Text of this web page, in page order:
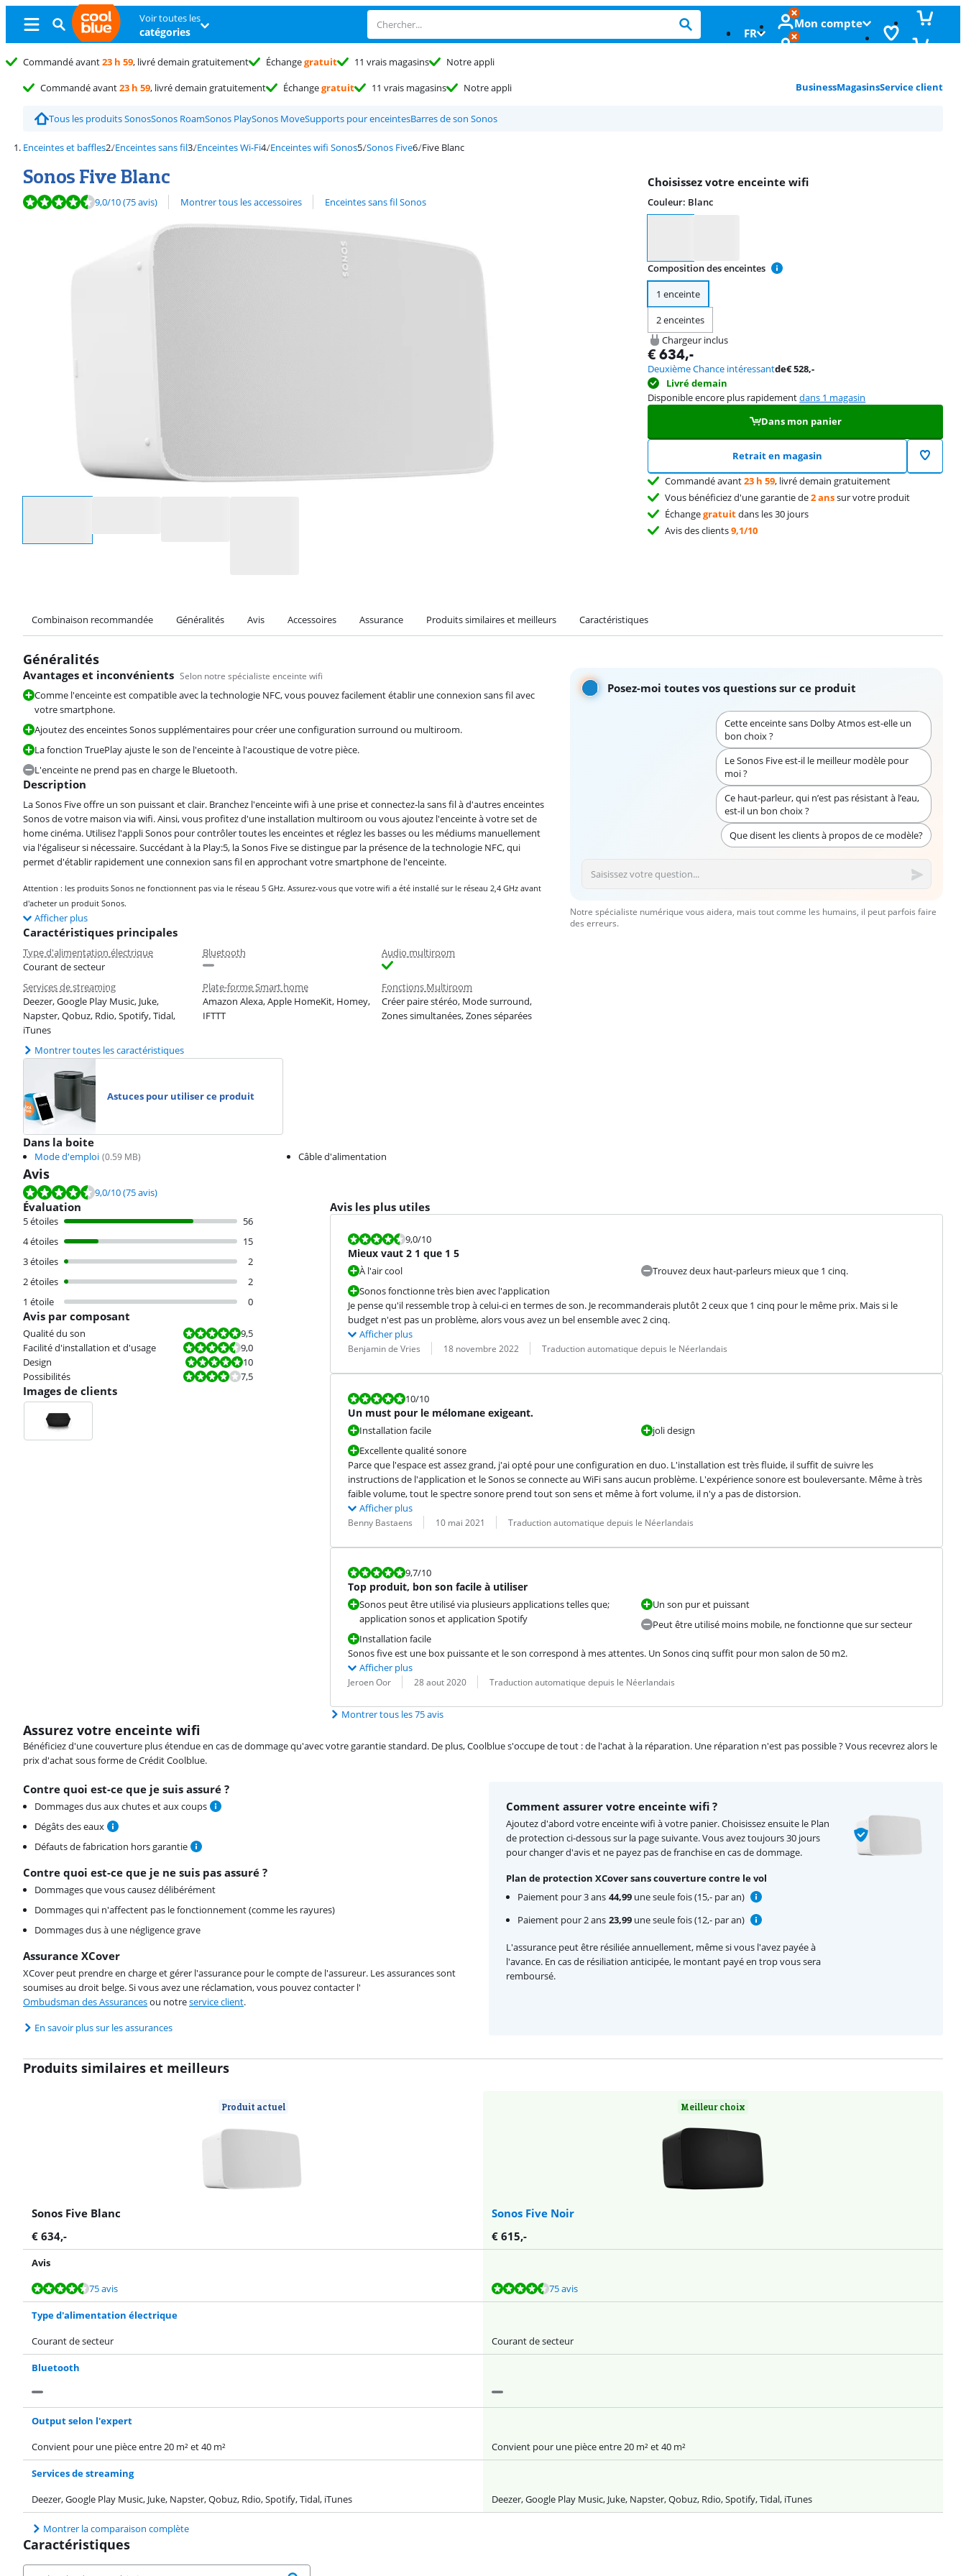
Voir toutes les
catégories FR
Mon compte
Commandé avant23 h 59, livré demain gratuitement Échangegratuit 11 vrais magasins
Notre appli
Commandé avant23 h 59, livré demain gratuitement Échangegratuit 11 vrais magasins Notre appli BusinessMagasinsService client
Tous les produits SonosSonos RoamSonos PlaySonos MoveSupports pour enceintesBarres de son Sonos
Enceintes et baffles Enceintes sans fil Enceintes Wi-Fi Enceintes wifi Sonos Sonos Five Five Blanc
Sonos Five Blanc
La note est de 9,0 sur 10, basée sur 75 avis.
9,0/10(75 avis) Montrer tous les accessoires
Découvrez l'ensemble des Enceintes sans fil Sonos
Choisissez votre enceinte wifi
Couleur: Blanc
Composition des enceintes
1 enceinte
2 enceintes
Chargeur inclus
€634,-
Deuxième Chance intéressantde€528,-
Livré demain
Disponible encore plus rapidementdans 1 magasin
Dans mon panier
Retrait en magasin
Commandé avant23 h 59, livré demain gratuitement
Vous bénéficiez d'une garantie de2 anssur votre produit
Échangegratuitdans les 30 jours
Avis des clients9,1/10
Combinaison recommandée Généralités Avis Accessoires Assurance Produits similaires et meilleurs Caractéristiques
Généralités
Posez-moi toutes vos questions sur ce produit
Cette enceinte sans Dolby Atmos est-elle un
bon choix ?
Le Sonos Five est-il le meilleur modèle pour
moi ?
Ce haut-parleur, qui n’est pas résistant à l’eau,
est-il un bon choix ?
Que disent les clients à propos de ce modèle?
Notre spécialiste numérique vous aidera, mais tout comme les humains, il peut parfois faire
des erreurs.
Avantages et inconvénients Selon notre spécialiste enceinte wifi
Comme l'enceinte est compatible avec la technologie NFC, vous pouvez facilement établir une connexion sans fil avec
votre smartphone.
Ajoutez des enceintes Sonos supplémentaires pour créer une configuration surround ou multiroom.
La fonction TruePlay ajuste le son de l'enceinte à l'acoustique de votre pièce.
L'enceinte ne prend pas en charge le Bluetooth.
Description
La Sonos Five offre un son puissant et clair. Branchez l'enceinte wifi à une prise et connectez-la sans fil à d'autres enceintes
Sonos de votre maison via wifi. Ainsi, vous profitez d'une installation multiroom ou vous ajoutez l'enceinte à votre set de
home cinéma. Utilisez l'appli Sonos pour contrôler toutes les enceintes et réglez les basses ou les médiums manuellement
via l'égaliseur si nécessaire. Succédant à la Play:5, la Sonos Five se distingue par la présence de la technologie NFC, qui
permet d'établir rapidement une connexion sans fil en approchant votre smartphone de l'enceinte.
Attention : les produits Sonos ne fonctionnent pas via le réseau 5 GHz. Assurez-vous que votre wifi a été installé sur le réseau 2,4 GHz avant
d'acheter un produit Sonos.
Afficher plus
Caractéristiques principales
Type d'alimentation électrique
Courant de secteur
Bluetooth Audio multiroom
Services de streaming
Deezer, Google Play Music, Juke,
Napster, Qobuz, Rdio, Spotify, Tidal,
iTunes
Plate-forme Smart home
Amazon Alexa, Apple HomeKit, Homey,
IFTTT
Fonctions Multiroom
Créer paire stéréo, Mode surround,
Zones simultanées, Zones séparées
Montrer toutes les caractéristiques
Astuces pour utiliser ce produit
Dans la boite
Mode d'emploi (0.59 MB) Câble d'alimentation
Avis
La note est de 9,0 sur 10, basée sur 75 avis.
9,0/10(75 avis)
Évaluation
5 étoiles
56
4 étoiles
15
3 étoiles
2
2 étoiles
2
1 étoile
0
Avis par composant
Qualité du son
La note est 9,5 sur 10.
9,5
Facilité d'installation et d'usage
La note est 9,0 sur 10.
9,0
Design
La note est 10 sur 10.
10
Possibilités
La note est 7,5 sur 10. 7,5
Images de clients
Avis les plus utiles
La note est 9,0 sur 10.
9,0/10
Mieux vaut 2 1 que 1 5
À l'air cool
Sonos fonctionne très bien avec l'application
Trouvez deux haut-parleurs mieux que 1 cinq.
Je pense qu'il ressemble trop à celui-ci en termes de son. Je recommanderais plutôt 2 ceux que 1 cinq pour le même prix. Mais si le
budget n'est pas un problème, alors vous avez un bel ensemble avec 2 cinq.
Afficher plus
Évaluation par :
Benjamin de Vries
Date : 18 novembre 2022
Traduction : Traduction automatique depuis le Néerlandais
La note est 10 sur 10.
10/10
Un must pour le mélomane exigeant.
Installation facile
Excellente qualité sonore
joli design
Parce que l'espace est assez grand, j'ai opté pour une configuration en duo. L'installation est très fluide, il suffit de suivre les
instructions de l'application et le Sonos se connecte au WiFi sans aucun problème. L'expérience sonore est bouleversante. Même à très
faible volume, tout le spectre sonore prend tout son sens et même à fort volume, il n'y a pas de distorsion.
Afficher plus
Évaluation par :
Benny Bastaens
Date : 10 mai 2021
Traduction : Traduction automatique depuis le Néerlandais
La note est 9,7 sur 10.
9,7/10
Top produit, bon son facile à utiliser
Sonos peut être utilisé via plusieurs applications telles que;
application sonos et application Spotify
Installation facile
Un son pur et puissant
Peut être utilisé moins mobile, ne fonctionne que sur secteur
Sonos five est une box puissante et le son correspond à mes attentes. Un Sonos cinq suffit pour mon salon de 50 m2.
Afficher plus
Évaluation par :
Jeroen Oor
Date : 28 aout 2020
Traduction : Traduction automatique depuis le Néerlandais
Montrer tous les 75 avis
Assurez votre enceinte wifi
Bénéficiez d'une couverture plus étendue en cas de dommage qu'avec votre garantie standard. De plus, Coolblue s'occupe de tout : de l'achat à la réparation. Une réparation n'est pas possible ? Vous recevrez alors le
prix d'achat sous forme de Crédit Coolblue.
Contre quoi est-ce que je suis assuré ?
Dommages dus aux chutes et aux coups
Dégâts des eaux
Défauts de fabrication hors garantie
Contre quoi est-ce que je ne suis pas assuré ?
Dommages que vous causez délibérément
Dommages qui n'affectent pas le fonctionnement (comme les rayures)
Dommages dus à une négligence grave
Assurance XCover
XCover peut prendre en charge et gérer l'assurance pour le compte de l'assureur. Les assurances sont
soumises au droit belge. Si vous avez une réclamation, vous pouvez contacter l'
Ombudsman des Assurancesou notreservice client.
En savoir plus sur les assurances
Comment assurer votre enceinte wifi ?
Ajoutez d'abord votre enceinte wifi à votre panier. Choisissez ensuite le Plan
de protection ci-dessous sur la page suivante. Vous avez toujours 30 jours
pour changer d'avis et ne payez pas de franchise en cas de dommage.
Plan de protection XCover sans couverture contre le vol
Paiement pour 3 ans 44,99une seule fois (15,- par an)
Paiement pour 2 ans 23,99une seule fois (12,- par an)
L'assurance peut être résiliée annuellement, même si vous l'avez payée à
l'avance. En cas de résiliation anticipée, le montant payé en trop vous sera
remboursé.
Produits similaires et meilleurs
Produit actuel
Sonos Five Blanc
Meilleur choix
Sonos Five Noir
€ 634,- € 615,-
Avis
La note est de 9,0 sur 10, basée sur 75 avis.
75 avis
La note est de 9,0 sur 10, basée sur 75 avis. 75 avis
Type d'alimentation électrique
Courant de secteur
Courant de secteur
Bluetooth
Output selon l'expert
Convient pour une pièce entre 20 m² et 40 m²
Convient pour une pièce entre 20 m² et 40 m²
Services de streaming
Deezer, Google Play Music, Juke, Napster, Qobuz, Rdio, Spotify, Tidal, iTunes
Deezer, Google Play Music, Juke, Napster, Qobuz, Rdio, Spotify, Tidal, iTunes
Montrer la comparaison complète
Caractéristiques